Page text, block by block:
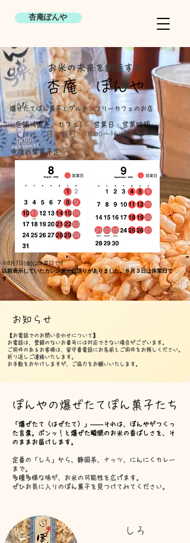
杏庵ぽんや
​お米の未来を創造する
​杏庵 ぽんや
爆ぜたてぽん菓子とグルテンフリーカフェのお店
店舗（直売、カフェ） 営業日・営業時間
土・日・祝日 10:00〜16:00
​今後の営業予定
※8月7日(金)は休業日です
以前表示していたカレンダーに誤りがありました。８月３日は休業日で
す
​お知らせ
【お電話でのお問い合わせについて】
お電話は、登録のないお番号には対応できない場合がございます。
ご用件のあるお客様は、留守番電話にお名前とご用件をお残しください。
折り返しご連絡いたします。
お手数をおかけしますが、ご協力をお願いいたします。
ぽんやの​爆ぜたてぽん菓子たち
「爆ぜたて（はぜたて）」——それは、ぽんやがつくっ
た言葉。 ポンッ！と爆ぜた瞬間のお米の香ばしさを、
そ
のままお届けします。
定番の「しろ」から、静岡茶、ナッツ、にんにくカレー
まで。
多種多様な味が、お米の可能性を広げます。
ぜひお気に入りのぽん菓子を見つけてみてください。
​しろ​